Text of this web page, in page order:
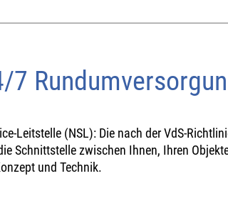
Leitstelle (NSL): Die nach der VdS-
Schnittstelle zwischen Ihnen, Ihren
und Technik.